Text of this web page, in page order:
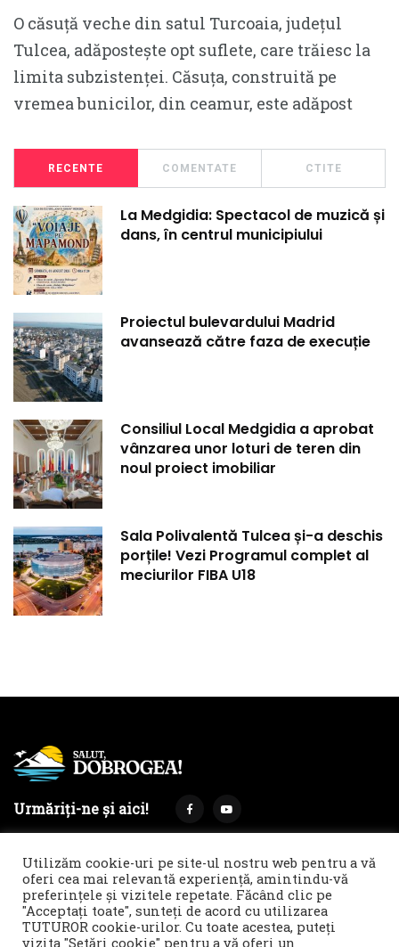
O căsuță veche din satul Turcoaia, județul
Tulcea, adăpostește opt suflete, care trăiesc la
limita subzistenței. Căsuța, construită pe
vremea bunicilor, din ceamur, este adăpost
RECENTE COMENTATE CTITE
La Medgidia: Spectacol de muzică și
dans, în centrul municipiului
Proiectul bulevardului Madrid
avansează către faza de execuție
Consiliul Local Medgidia a aprobat
vânzarea unor loturi de teren din
noul proiect imobiliar
Sala Polivalentă Tulcea și-a deschis
porțile! Vezi Programul complet al
meciurilor FIBA U18
Urmăriți-ne și aici!
Termeni și condiții
Politica de cookies & GDPR
Noi îți facem reclamă!
Utilizăm cookie-uri pe site-ul nostru web pentru a vă
oferi cea mai relevantă experiență, amintindu-vă
preferințele și vizitele repetate. Făcând clic pe
"Acceptați toate", sunteți de acord cu utilizarea
TUTUROR cookie-urilor. Cu toate acestea, puteți
vizita "Setări cookie" pentru a vă oferi un